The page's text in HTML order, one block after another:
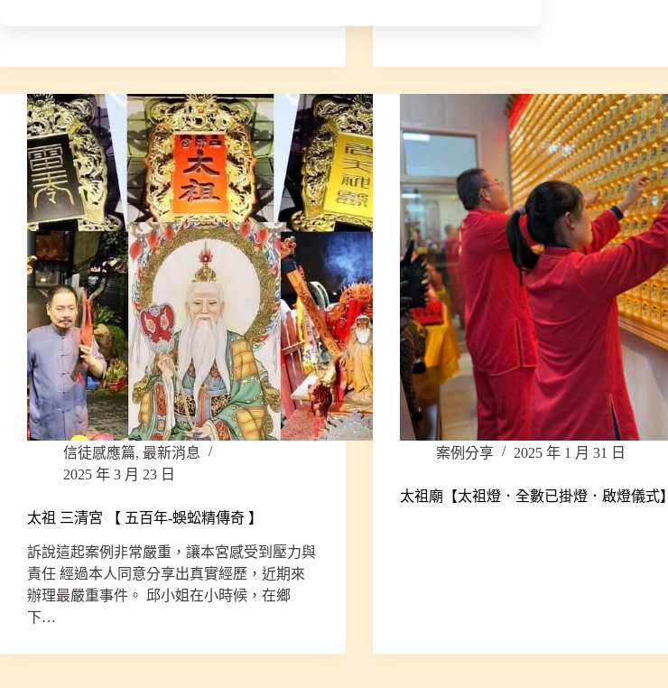
信徒感應篇, 最新消息
2025 年 3 月 23 日
太祖 三清宮 【 五百年-蜈蚣精傳奇 】
訴說這起案例非常嚴重，讓本宮感受到壓力與
責任 經過本人同意分享出真實經歷，近期來
辦理最嚴重事件。 邱小姐在小時候，在鄉
下…
案例分享 2025 年 1 月 31 日
太祖廟【太祖燈．全數已掛燈．啟燈儀式】